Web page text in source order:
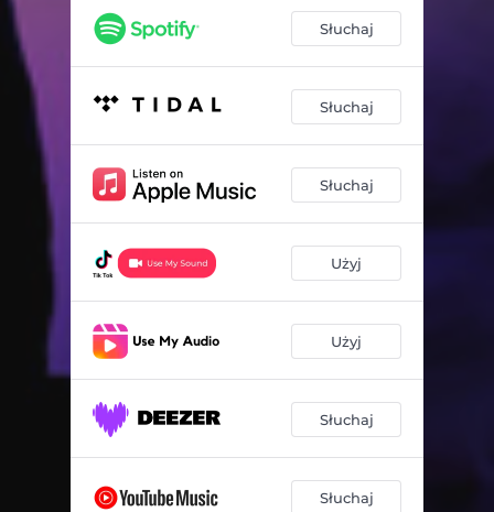
Słuchaj
Słuchaj
Słuchaj
Użyj
Użyj
Słuchaj
Słuchaj